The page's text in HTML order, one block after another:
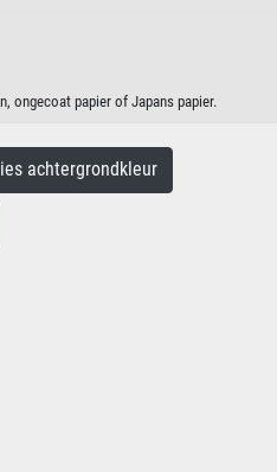
ongecoat papier of Japans papier.
achtergrondkleur